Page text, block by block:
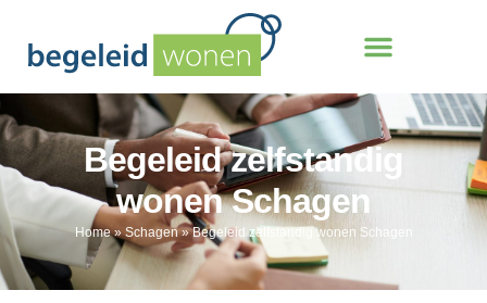
Begeleid zelfstandig
wonen Schagen
Home»Schagen»Begeleid zelfstandig wonen Schagen